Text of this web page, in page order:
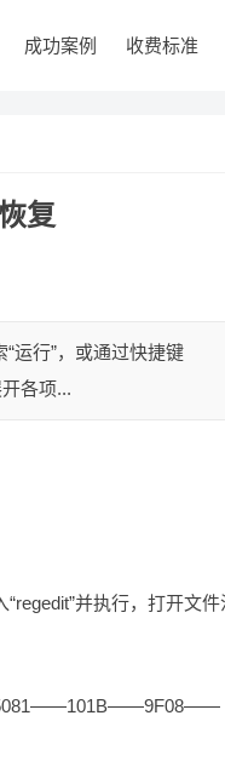
成功案例 收费标准
复
运行”，或通过快捷键
各项...
并执行，打开文